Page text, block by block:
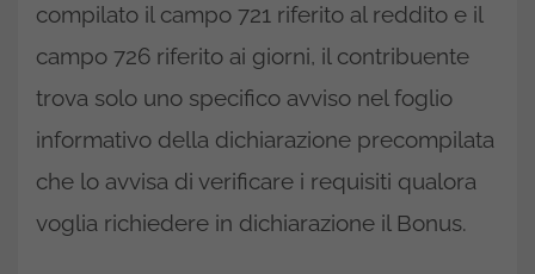
compilato il campo 721 riferito al reddito e il
campo 726 riferito ai giorni, il contribuente
trova solo uno specifico avviso nel foglio
informativo della dichiarazione precompilata
che lo avvisa di verificare i requisiti qualora
voglia richiedere in dichiarazione il Bonus.